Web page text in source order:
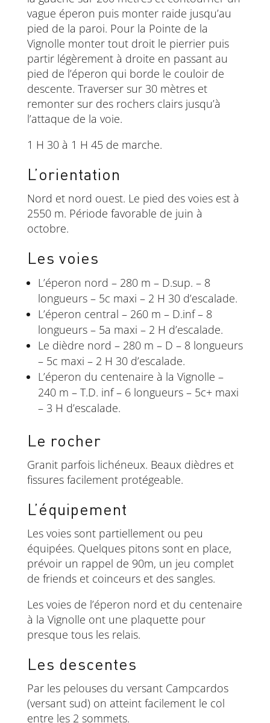
vague éperon puis monter raide jusqu’au
pied de la paroi. Pour la Pointe de la
Vignolle monter tout droit le pierrier puis
partir légèrement à droite en passant au
pied de l’éperon qui borde le couloir de
descente. Traverser sur 30 mètres et
remonter sur des rochers clairs jusqu’à
l’attaque de la voie.
1 H 30 à 1 H 45 de marche.
L’orientation
Nord et nord ouest. Le pied des voies est à
2550 m. Période favorable de juin à
octobre.
Les voies
L’éperon nord – 280 m – D.sup. – 8
longueurs – 5c maxi – 2 H 30 d’escalade.
L’éperon central – 260 m – D.inf – 8
longueurs – 5a maxi – 2 H d’escalade.
Le dièdre nord – 280 m – D – 8 longueurs
– 5c maxi – 2 H 30 d’escalade.
L’éperon du centenaire à la Vignolle –
240 m – T.D. inf – 6 longueurs – 5c+ maxi
– 3 H d’escalade.
Le rocher
Granit parfois lichéneux. Beaux dièdres et
fissures facilement protégeable.
L’équipement
Les voies sont partiellement ou peu
équipées. Quelques pitons sont en place,
prévoir un rappel de 90m, un jeu complet
de friends et coinceurs et des sangles.
Les voies de l’éperon nord et du centenaire
à la Vignolle ont une plaquette pour
presque tous les relais.
Les descentes
Par les pelouses du versant Campcardos
(versant sud) on atteint facilement le col
entre les 2 sommets.